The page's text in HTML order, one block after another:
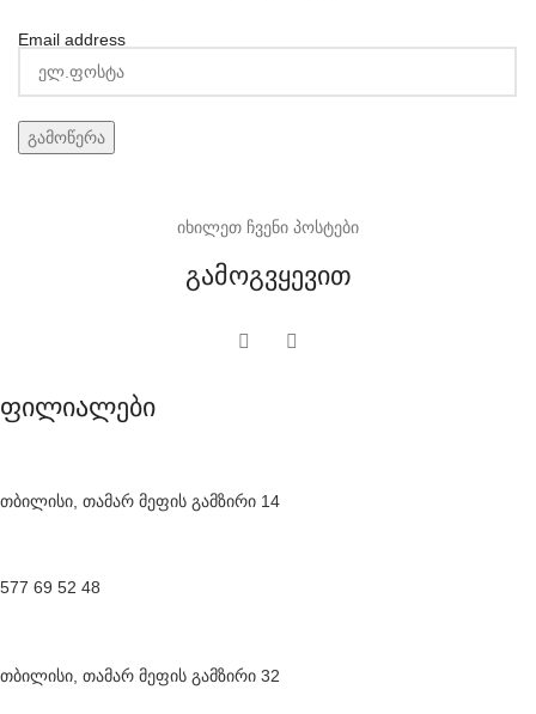
Email address
იხილეთ ჩვენი პოსტები
გამოგვყევით
ფილიალები
თბილისი, თამარ მეფის გამზირი 14
577 69 52 48
თბილისი, თამარ მეფის გამზირი 32